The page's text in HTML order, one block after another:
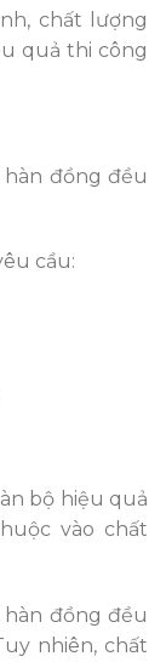
chất lượng
quả thi công
hàn đồng đều
cầu:
bộ hiệu quả
vào chất
hàn đồng đều
nhiên, chất